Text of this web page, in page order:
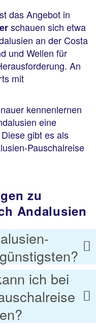
das Angebot in
schauen sich etwa
an der Costa
und Wellen für
An
mit
kennenlernen
eine
gibt es als
Pauschalreise
zu
Andalusien
ich bei